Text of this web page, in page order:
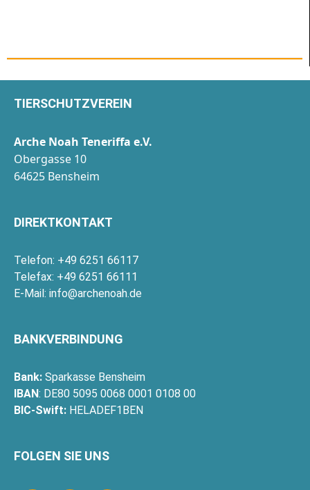
TIERSCHUTZVEREIN
Arche Noah Teneriffa e.V.
Obergasse 10
64625 Bensheim
DIREKTKONTAKT
Telefon: +49 6251 66117
Telefax: +49 6251 66111
E-Mail: info@archenoah.de
BANKVERBINDUNG
Bank: Sparkasse Bensheim
IBAN: DE80 5095 0068 0001 0108 00
BIC-Swift: HELADEF1BEN
FOLGEN SIE UNS